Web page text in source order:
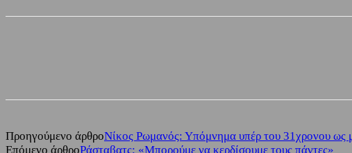
Προηγούμενο άρθροΝίκος Ρωμανός: Υπόμνημα υπέρ του 31χρονου ως
Επόμενο άρθροΡάσταβατς: «Μπορούμε να κερδίσουμε τους πάντες»